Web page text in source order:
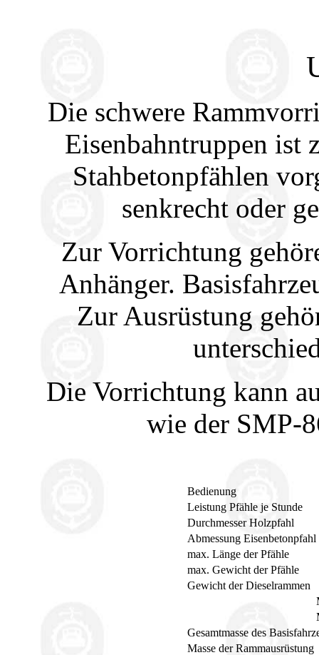
Die schwere
Eisenbahntruppen ist
Stahbetonpfählen
senkrecht oder
Zur Vorrichtung
Anhänger.
Zur Ausrüstung
Die Vorrichtung kann
wie der SMP-
Bedienung
Leistung Pfähle je Stunde
Durchmesser Holzpfahl
Abmessung Eisenbetonpfahl
max. Länge der Pfähle
max. Gewicht der Pfähle
Gewicht der Dieselrammen
Gesamtmasse des
Masse der Rammausrüstung